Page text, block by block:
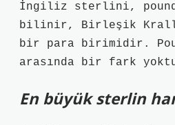
İngiliz sterlini,
bilinir, Birleşik
bir para birimidir.
arasında bir fark
En büyük sterlin